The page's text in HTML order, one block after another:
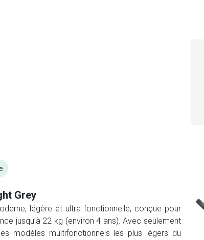
Grey
légère et ultra fonctionnelle, conçue pour
jusqu’à 22 kg (environ 4 ans). Avec seulement
modèles multifonctionnels les plus légers du